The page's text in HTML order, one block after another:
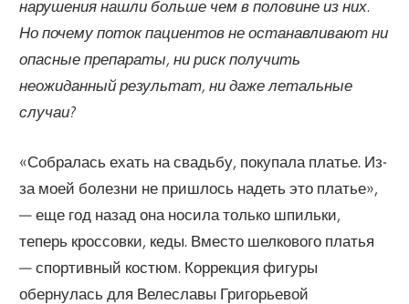
нарушения нашли больше чем в половине из них.
Но почему поток пациентов не останавливают ни
опасные препараты, ни риск получить
неожиданный результат, ни даже летальные
случаи?
«Собралась ехать на свадьбу, покупала платье. Из-
за моей болезни не пришлось надеть это платье»,
— еще год назад она носила только шпильки,
теперь кроссовки, кеды. Вместо шелкового платья
— спортивный костюм. Коррекция фигуры
обернулась для Велеславы Григорьевой